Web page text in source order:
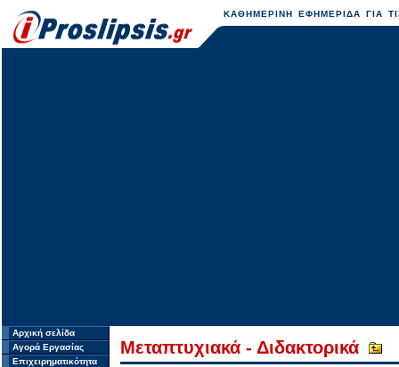
ΚΑΘΗΜΕΡΙΝΗ ΕΦΗΜΕΡΙΔΑ ΓΙΑ
Αρχική σελίδα
Αγορά Εργασίας
Επιχειρηματικότητα
Μεταπτυχιακά - Διδακτορικά